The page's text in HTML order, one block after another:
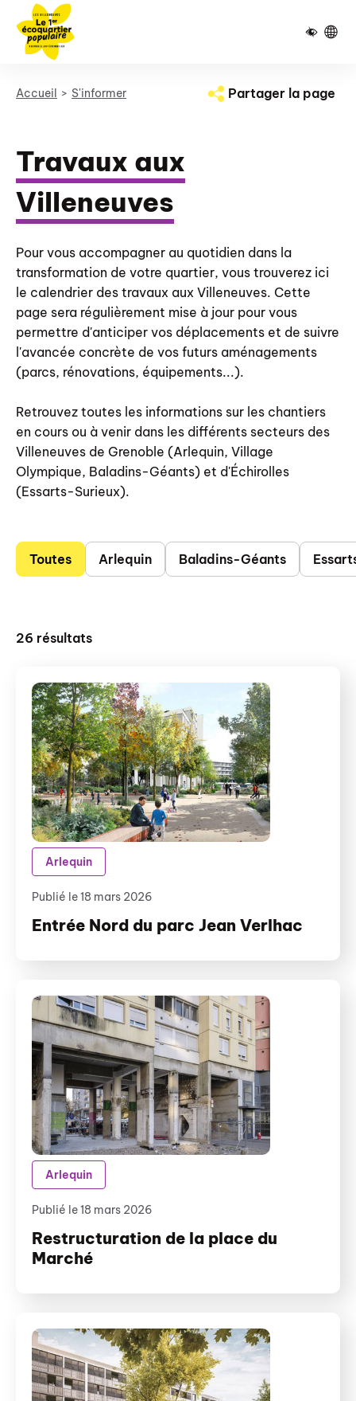
Accueil S'informer Partager la page
Travaux aux
Villeneuves
Pour vous accompagner au quotidien dans la
transformation de votre quartier, vous trouverez ici
le calendrier des travaux aux Villeneuves. Cette
page sera régulièrement mise à jour pour vous
permettre d'anticiper vos déplacements et de suivre
l'avancée concrète de vos futurs aménagements
(parcs, rénovations, équipements...).
Retrouvez toutes les informations sur les chantiers
en cours ou à venir dans les différents secteurs des
Villeneuves de Grenoble (Arlequin, Village
Olympique, Baladins-Géants) et d'Échirolles
(Essarts-Surieux).
Toutes Arlequin Baladins-Géants
26 résultats
Entrée Nord du parc Jean Verlhac
Publié le 18 mars 2026
Arlequin
Restructuration de la place du
Marché
Publié le 18 mars 2026
Arlequin
Panneau de gestion des cookies